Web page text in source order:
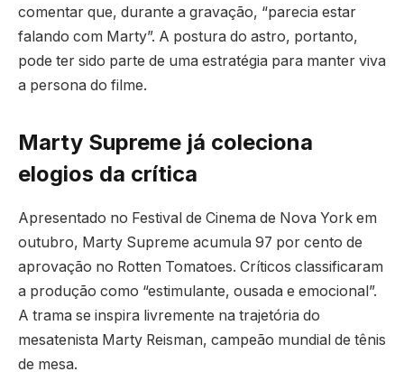
comentar que, durante a gravação, “parecia estar
falando com Marty”. A postura do astro, portanto,
pode ter sido parte de uma estratégia para manter viva
a persona do filme.
Marty Supreme já coleciona
elogios da crítica
Apresentado no Festival de Cinema de Nova York em
outubro, Marty Supreme acumula 97 por cento de
aprovação no Rotten Tomatoes. Críticos classificaram
a produção como “estimulante, ousada e emocional”.
A trama se inspira livremente na trajetória do
mesatenista Marty Reisman, campeão mundial de tênis
de mesa.